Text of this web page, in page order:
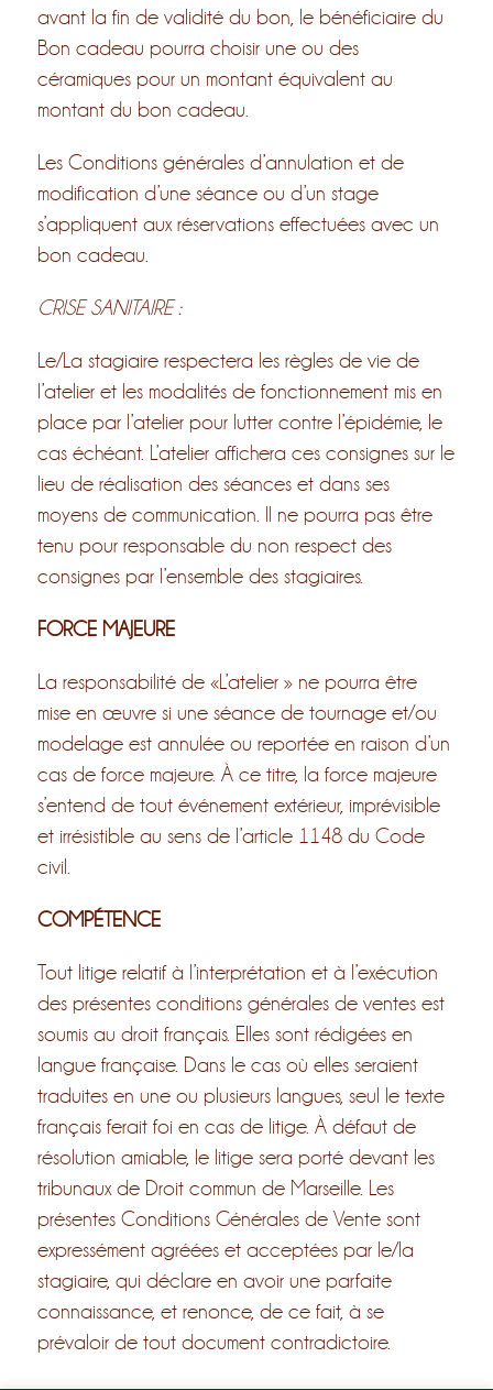
avant la fin de validité du bon, le bénéficiaire du
Bon cadeau pourra choisir une ou des
céramiques pour un montant équivalent au
montant du bon cadeau.
Les Conditions générales d’annulation et de
modification d’une séance ou d’un stage
s’appliquent aux réservations effectuées avec un
bon cadeau.
CRISE SANITAIRE :
Le/La stagiaire respectera les règles de vie de
l’atelier et les modalités de fonctionnement mis en
place par l’atelier pour lutter contre l’épidémie, le
cas échéant. L’atelier affichera ces consignes sur le
lieu de réalisation des séances et dans ses
moyens de communication. Il ne pourra pas être
tenu pour responsable du non respect des
consignes par l’ensemble des stagiaires.
FORCE MAJEURE
La responsabilité de «L’atelier » ne pourra être
mise en œuvre si une séance de tournage et/ou
modelage est annulée ou reportée en raison d’un
cas de force majeure. À ce titre, la force majeure
s’entend de tout événement extérieur, imprévisible
et irrésistible au sens de l’article 1148 du Code
civil.
COMPÉTENCE
Tout litige relatif à l’interprétation et à l’exécution
des présentes conditions générales de ventes est
soumis au droit français. Elles sont rédigées en
langue française. Dans le cas où elles seraient
traduites en une ou plusieurs langues, seul le texte
français ferait foi en cas de litige. À défaut de
résolution amiable, le litige sera porté devant les
tribunaux de Droit commun de Marseille. Les
présentes Conditions Générales de Vente sont
expressément agréées et acceptées par le/la
stagiaire, qui déclare en avoir une parfaite
connaissance, et renonce, de ce fait, à se
prévaloir de tout document contradictoire.